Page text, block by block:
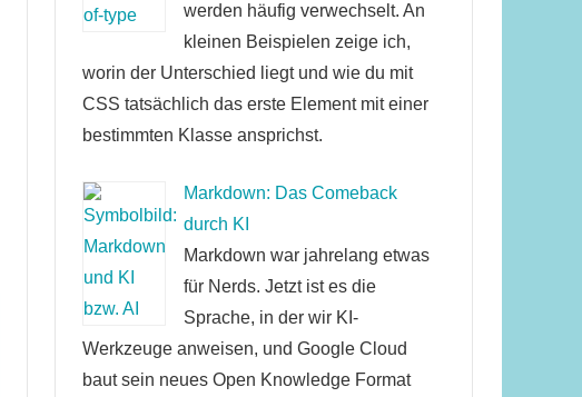
werden häufig verwechselt. An
kleinen Beispielen zeige ich,
worin der Unterschied liegt und wie du mit
CSS tatsächlich das erste Element mit einer
bestimmten Klasse ansprichst.
Markdown: Das Comeback
durch KI
Markdown war jahrelang etwas
für Nerds. Jetzt ist es die
Sprache, in der wir KI-
Werkzeuge anweisen, und Google Cloud
baut sein neues Open Knowledge Format